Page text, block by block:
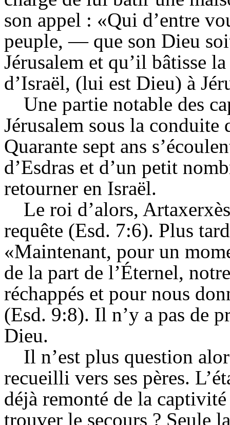
son appel : «Qui d’entre
peuple, — que son Dieu
Jérusalem et qu’il bâtisse
d’Israël, (lui est Dieu) à
Une partie notable des
Jérusalem sous la conduite
Quarante sept ans
d’Esdras et d’un petit
retourner en Israël.
Le roi d’alors,
requête (Esd. 7:6). Plus
«Maintenant, pour un
de la part de l’Éternel,
réchappés et pour nous
(Esd. 9:8). Il n’y a pas de
Dieu.
Il n’est plus question
recueilli vers ses pères.
déjà remonté de la
trouver le secours ? Seule